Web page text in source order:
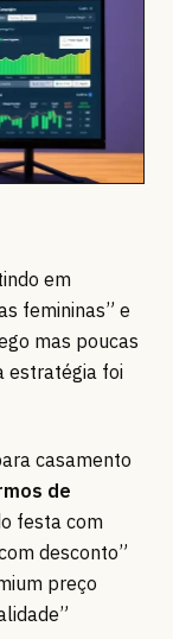
em
femininas” e
mas poucas
estratégia foi
casamento
de
festa com
desconto”
preço